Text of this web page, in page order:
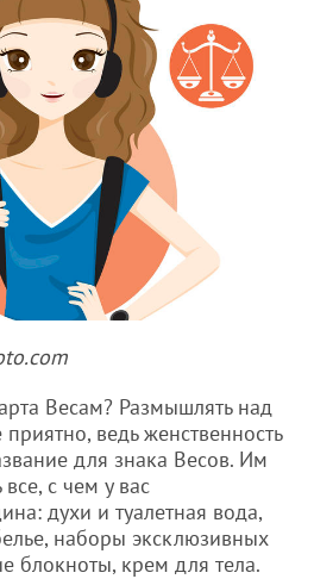
Весам? Размышлять над
ведь женственность
для знака Весов. Им
с чем у вас
духи и туалетная вода,
наборы эксклюзивных
блокноты, крем для тела.